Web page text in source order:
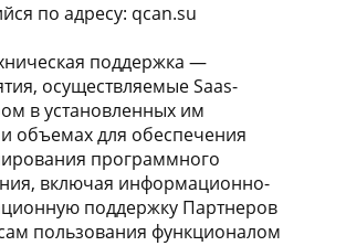
по адресу: qcan.su
поддержка —
осуществляемые Saas-
в установленных им
объемах для обеспечения
программного
включая информационно-
поддержку Партнеров
пользования функционалом